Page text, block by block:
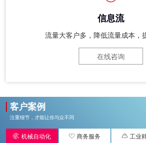
信息流
流量大客户多，降低流量成本，
在线咨询
客户案例
注重细节，才能让你与众不同
 机械自动化  商务服务  工业